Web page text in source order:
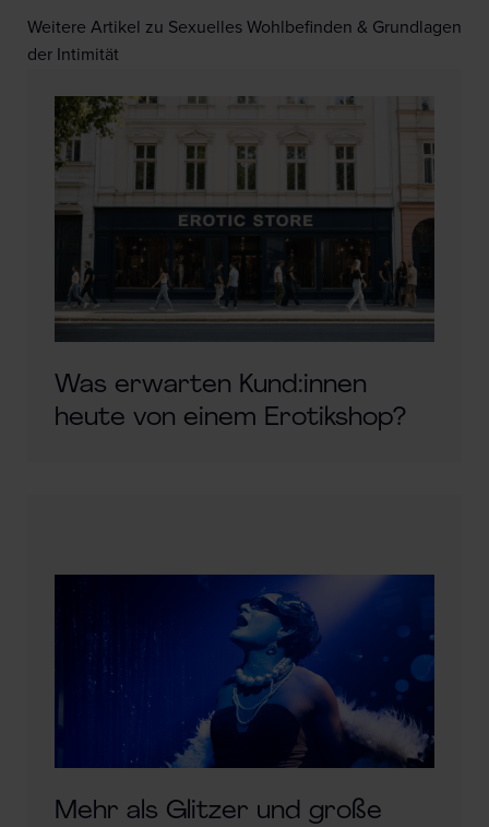
Weitere Artikel zu Sexuelles Wohlbefinden & Grundlagen
der Intimität
Was erwarten Kund:innen
heute von einem Erotikshop?
Mehr als Glitzer und große